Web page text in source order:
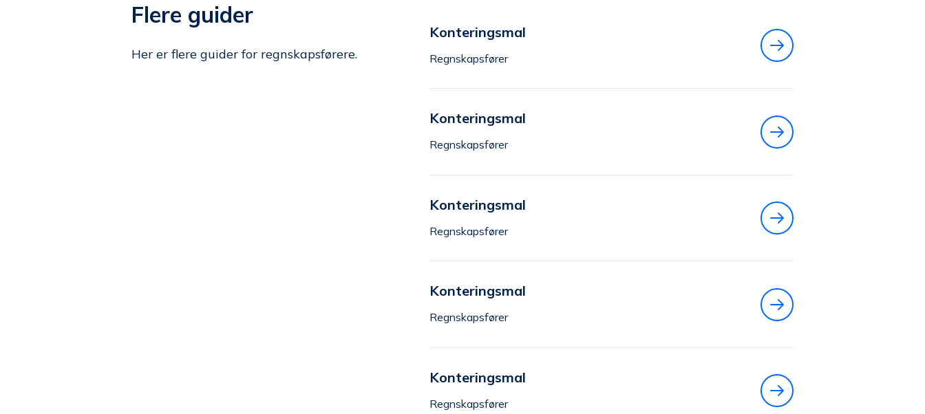
Flere guider
Her er flere guider for regnskapsførere.
Konteringsmal
Regnskapsfører
Konteringsmal
Regnskapsfører
Konteringsmal
Regnskapsfører
Konteringsmal
Regnskapsfører
Konteringsmal
Regnskapsfører